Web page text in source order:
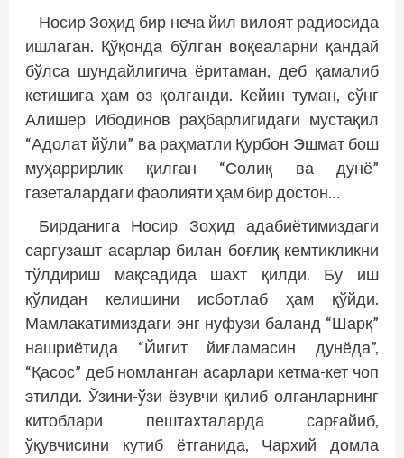
Носир Зоҳид бир неча йил вилоят радиосида
ишлаган. Қўқонда бўлган воқеаларни қандай
бўлса шундайлигича ёритаман, деб қамалиб
кетишига ҳам оз қолганди. Кейин туман, сўнг
Алишер Ибодинов раҳбарлигидаги мустақил
“Адолат йўли” ва раҳматли Қурбон Эшмат бош
муҳаррирлик қилган “Солиқ ва дунё”
газеталардаги фаолияти ҳам бир дос­тон…
Бирданига Носир Зоҳид адабиётимиздаги
саргузашт асарлар билан боғлиқ кемтикликни
тўлдириш мақсадида шахт қилди. Бу иш
қўлидан келишини исботлаб ҳам қўйди.
Мамлакатимиздаги энг нуфузи баланд “Шарқ”
нашриётида “Йигит йиғламасин дунёда”,
“Қасос” деб номланган асарлари кетма-кет чоп
этилди. Ўзини-ўзи ёзувчи қилиб олганларнинг
китоблари пештахталарда сарғайиб,
ўқувчисини кутиб ётганида, Чархий домла